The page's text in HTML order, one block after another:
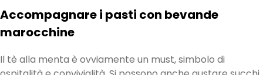
Accompagnare i pasti con bevande
marocchine
Il tè alla menta è ovviamente un must, simbolo di